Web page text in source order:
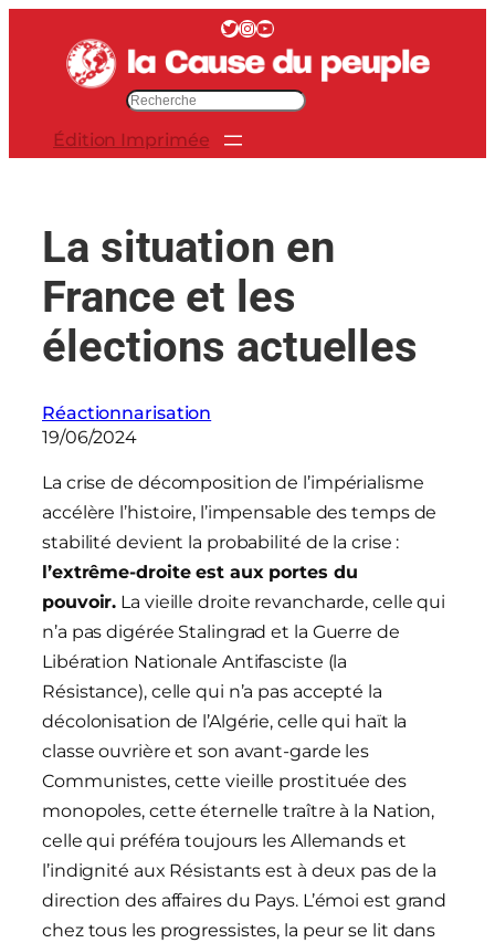
contenu
Twitter InstagramYouTube
e
r
Édition Imprimée
La situation en
France et les
élections actuelles
Réactionnarisation
19/06/2024
La crise de décomposition de l’impérialisme
accélère l’histoire, l’impensable des temps de
stabilité devient la probabilité de la crise :
l’extrême-droite est aux portes du
pouvoir. La vieille droite revancharde, celle qui
n’a pas digérée Stalingrad et la Guerre de
Libération Nationale Antifasciste (la
Résistance), celle qui n’a pas accepté la
décolonisation de l’Algérie, celle qui haït la
classe ouvrière et son avant-garde les
Communistes, cette vieille prostituée des
monopoles, cette éternelle traître à la Nation,
celle qui préféra toujours les Allemands et
l’indignité aux Résistants est à deux pas de la
direction des affaires du Pays. L’émoi est grand
chez tous les progressistes, la peur se lit dans